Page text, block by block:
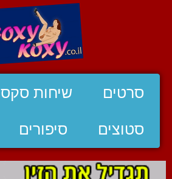
סרטים שיחות סקס
סטוצים סיפורים